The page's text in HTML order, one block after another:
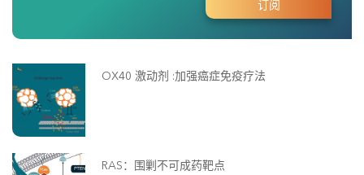
OX40 激动剂 :加强癌症免疫疗法
RAS：围剿不可成药靶点